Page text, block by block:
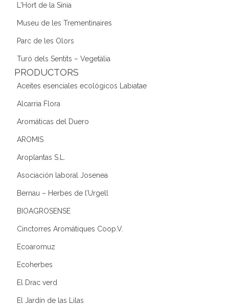
L'Hort de la Sínia
Museu de les Trementinaires
Parc de les Olors
Turó dels Sentits – Vegetàlia
PRODUCTORS
Aceites esenciales ecológicos Labiatae
Alcarria Flora
Aromáticas del Duero
AROMIS
Aroplantas S.L.
Asociación laboral Josenea
Bernau – Herbes de l’Urgell
BIOAGROSENSE
Cinctorres Aromàtiques Coop.V.
Ecoaromuz
Ecoherbes
El Drac verd
El Jardín de las Lilas